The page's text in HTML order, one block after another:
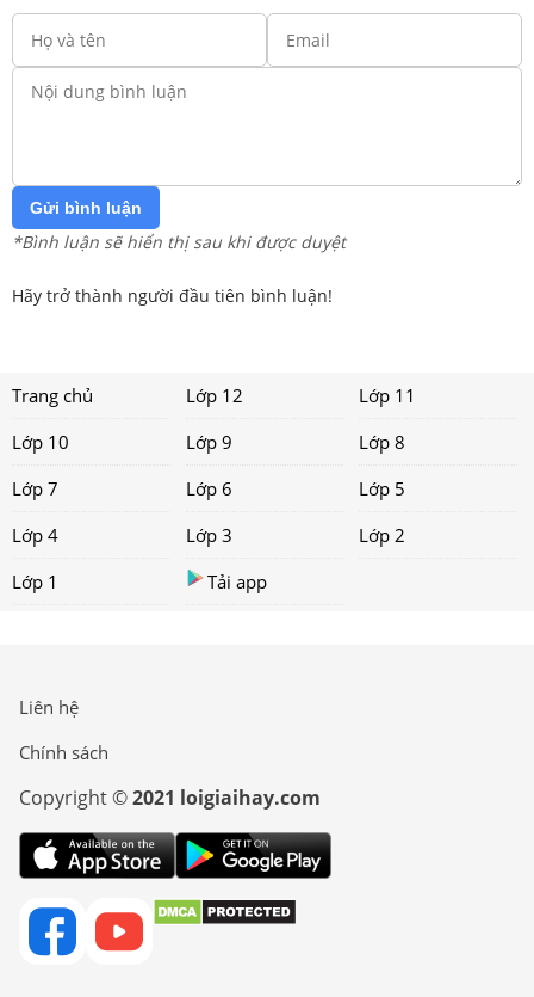
Gửi bình luận
*Bình luận sẽ hiển thị sau khi được duyệt
Hãy trở thành người đầu tiên bình luận!
Trang chủ Lớp 12
Lớp 11
Lớp 10
Lớp 9
Lớp 8
Lớp 7
Lớp 6
Lớp 5
Lớp 4
Lớp 3
Lớp 2
Lớp 1
Tải app
Liên hệ
Chính sách
Copyright ©2021 loigiaihay.com